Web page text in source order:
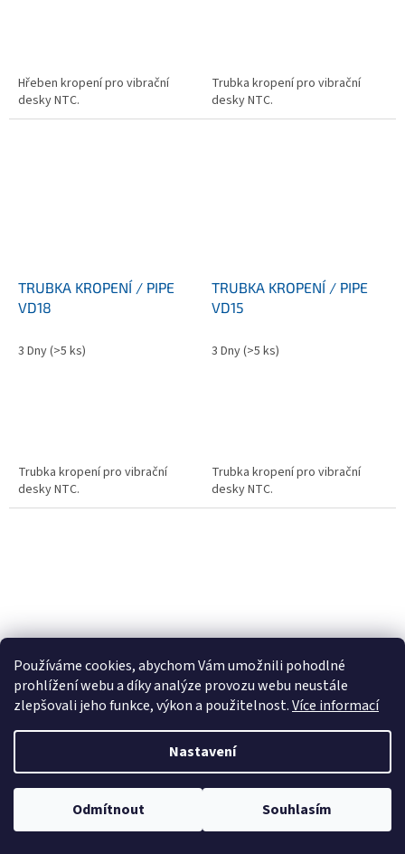
Používáme cookies, abychom Vám umožnili pohodlné
prohlížení webu a díky analýze provozu webu neustále
zlepšovali jeho funkce, výkon a použitelnost.Více informací
Nastavení
Odmítnout Souhlasím
Hřeben kropení pro vibrační
desky NTC.
Trubka kropení pro vibrační
desky NTC.
TRUBKA KROPENÍ / PIPE
VD18
3 Dny(>5 ks)
Trubka kropení pro vibrační
desky NTC.
TRUBKA KROPENÍ / PIPE
VD15
3 Dny(>5 ks)
Trubka kropení pro vibrační
desky NTC.
LOGO NTC / LOGO NTC
SADA SPOJKOVÉHO
OBLOŽENÍ / CLUTCH
LINING